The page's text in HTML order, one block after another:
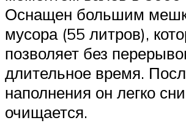
Оснащен большим
мусора (55 литров),
позволяет без
длительное время.
наполнения он легко
очищается.